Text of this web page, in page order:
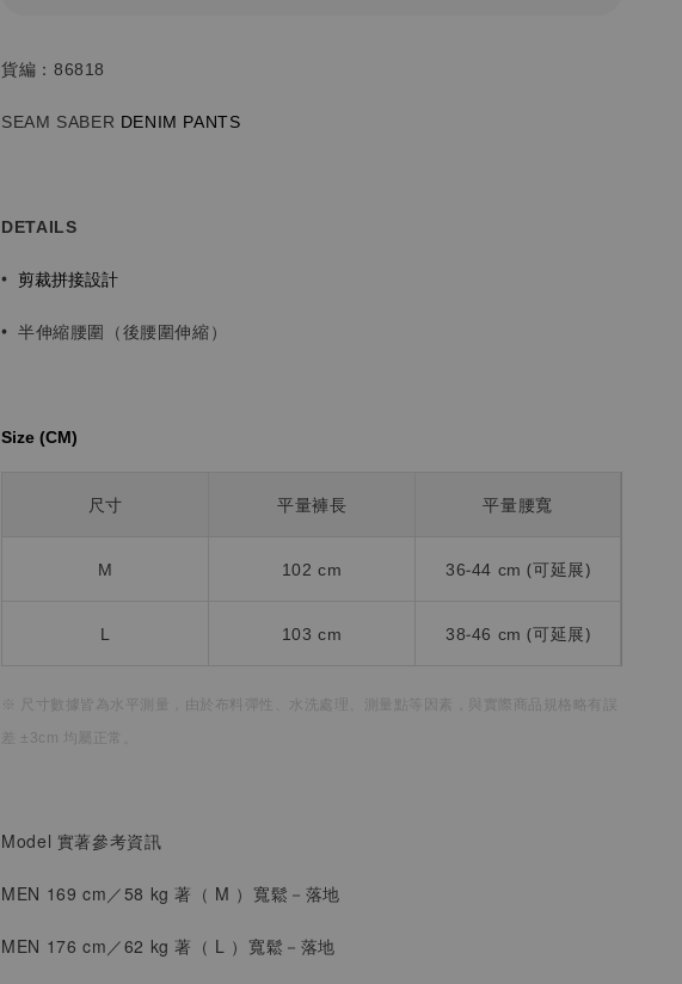
貨編：86818
SEAM SABER DENIM PANTS
DETAILS
• 剪裁拼接設計
• 半伸縮腰圍（後腰圍伸縮）
Size (CM)⁡⁡
尺寸 平量褲長 平量腰寬
M 102 cm 36-44 cm (可延展)
L 103 cm 38-46 cm (可延展)
※ 尺寸數據皆為水平測量， 由於布料彈性、水洗處理、測量點等因素，
與實際商品規格略有誤
差 ±3cm 均屬正常。
Model 實著參考資訊
MEN 169 cm／58 kg 著（ M ） 寬鬆 －落地
MEN 176 cm／62 kg 著（ L ）寬鬆 －落地